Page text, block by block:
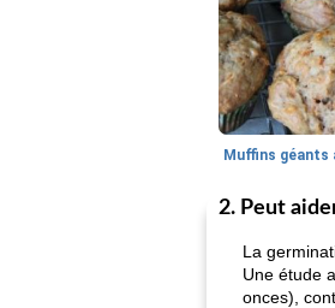
2. Peut
La
Une étude
onces),